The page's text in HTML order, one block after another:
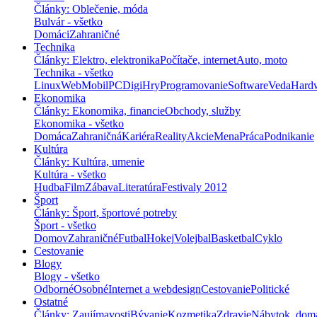
Články: Oblečenie, móda
Bulvár - všetko
DomáciZahraničné
Technika
Články: Elektro, elektronikaPočítače, internetAuto, moto
Technika - všetko
LinuxWebMobilPCDigiHryProgramovanieSoftwareVeda
Ekonomika
Články: Ekonomika, financieObchody, služby
Ekonomika - všetko
DomácaZahraničnáKariéraRealityAkcieMenaPrácaPodnikanie
Kultúra
Články: Kultúra, umenie
Kultúra - všetko
HudbaFilmZábavaLiteratúraFestivaly 2012
Šport
Články: Šport, športové potreby
Šport - všetko
DomovZahraničnéFutbalHokejVolejbalBasketbalCyklo
Cestovanie
Blogy
Blogy - všetko
OdbornéOsobnéInternet a webdesignCestovaniePolitické
Ostatné
Články: ZaujímavostiBývanieKozmetikaZdravieNábytok,